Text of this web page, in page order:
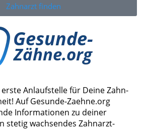
Zahnarzt finden
Anlaufstelle für Deine Zahn-
Auf Gesunde-Zaehne.org
Informationen zu deiner
stetig wachsendes Zahnarzt-